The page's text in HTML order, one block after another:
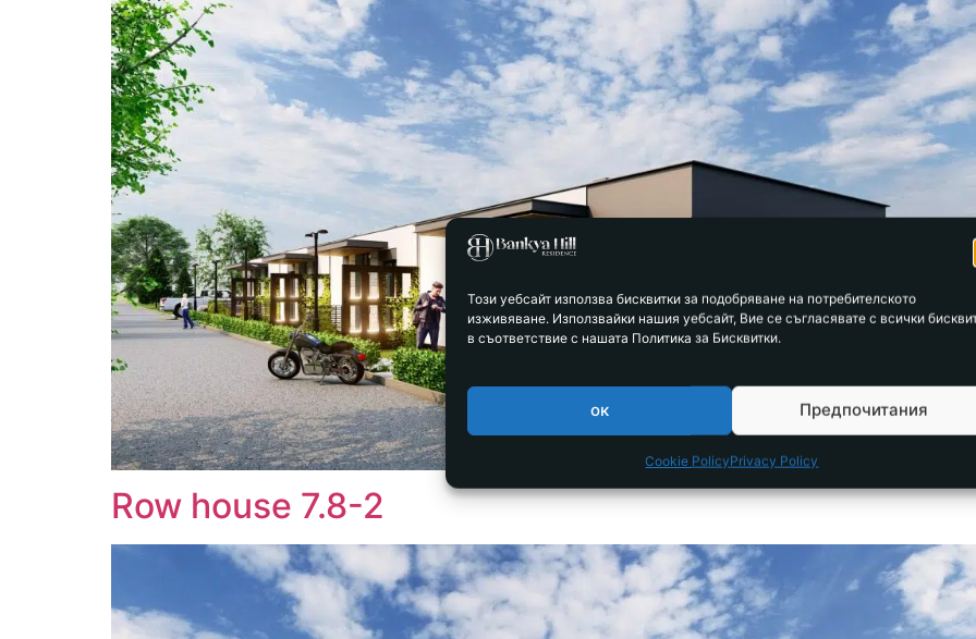
Този уебсайт използва бисквитки за подобряване на потребителското
изживяване. Използвайки нашия уебсайт, Вие се съгласявате с всички
в съответствие с нашата Политика за Бисквитки.
ок Предпочитания
Cookie PolicyPrivacy Policy
Row house 7.8-2